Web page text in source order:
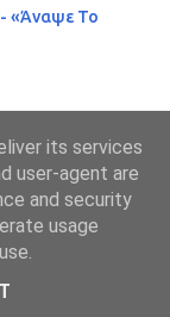
- «Άναψε Το
its services
user-agent are
and security
usage